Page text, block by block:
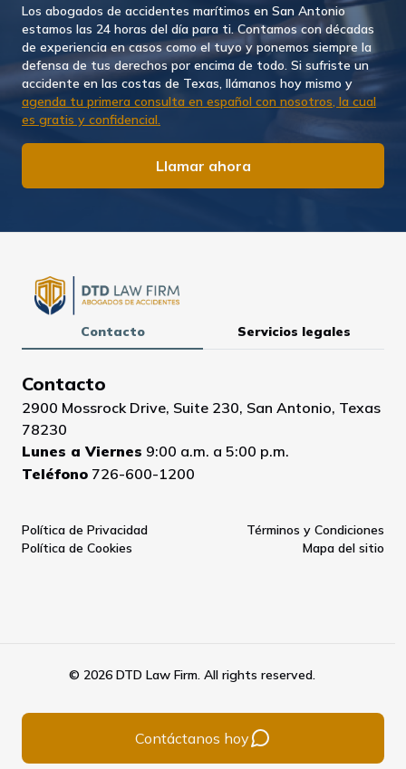
Los abogados de accidentes marítimos en San Antonio
estamos las 24 horas del día para ti. Contamos con décadas
de experiencia en casos como el tuyo y ponemos siempre la
defensa de tus derechos por encima de todo. Si sufriste un
accidente en las costas de Texas, llámanos hoy mismo y
agenda tu primera consulta en español con nosotros, la cual
es gratis y confidencial.
Llamar ahora
Contáctanos hoy
Contacto Servicios legales
Contacto
2900 Mossrock Drive, Suite 230, San Antonio, Texas
78230
Lunes a Viernes 9:00 a.m. a 5:00 p.m.
Teléfono 726-600-1200
Política de Privacidad
Términos y Condiciones
Política de Cookies
Mapa del sitio
© 2026 DTD Law Firm. All rights reserved.